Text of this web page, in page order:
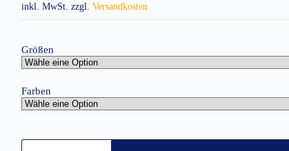
inkl. MwSt. zzgl. Versandkosten
Größen
Farben
Herren